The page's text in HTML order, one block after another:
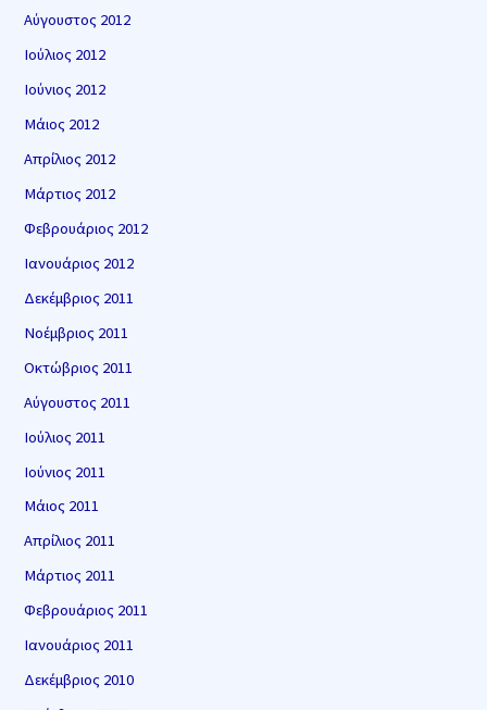
Αύγουστος 2012
Ιούλιος 2012
Ιούνιος 2012
Μάιος 2012
Απρίλιος 2012
Μάρτιος 2012
Φεβρουάριος 2012
Ιανουάριος 2012
Δεκέμβριος 2011
Νοέμβριος 2011
Οκτώβριος 2011
Αύγουστος 2011
Ιούλιος 2011
Ιούνιος 2011
Μάιος 2011
Απρίλιος 2011
Μάρτιος 2011
Φεβρουάριος 2011
Ιανουάριος 2011
Δεκέμβριος 2010